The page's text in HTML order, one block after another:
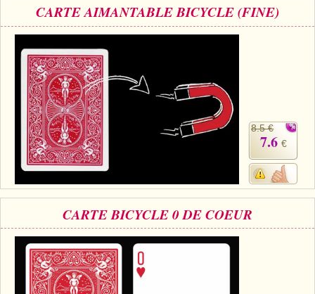
CARTE AIMANTABLE BICYCLE (FINE)
8.5 €
7.6 €
CARTE BICYCLE 0 DE COEUR